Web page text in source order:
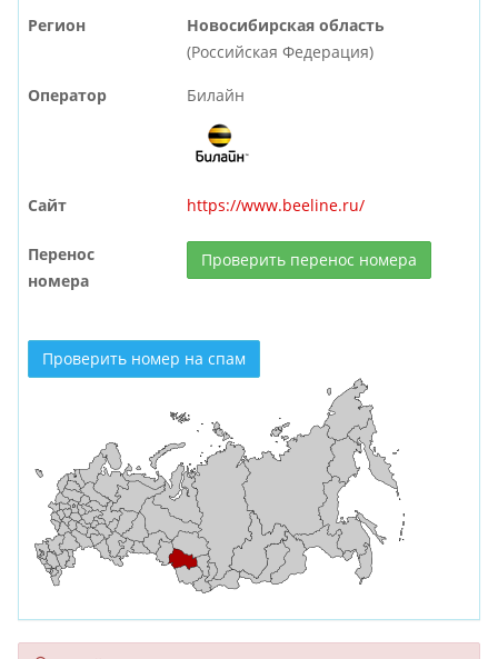
Регион
Новосибирская область
(Российская Федерация)
Оператор Билайн
Сайт https://www.beeline.ru/
Перенос
номера
Проверить перенос номера
Проверить номер на спам